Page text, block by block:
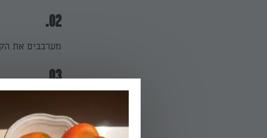
02.
מערבבים את
03.
בקערה נפרדת
בכדאי שלא ישחיר), חלב, 3 כפות מייפל, החמאה